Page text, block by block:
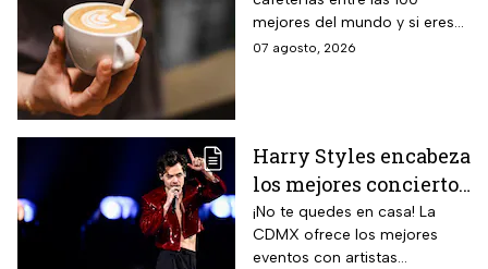
mejores del mundo
mejores del mundo y si eres
amante del café tienes que
07 agosto, 2026
Harry Styles encabeza
los mejores conciertos
en la CDMX hoy 7 de
agosto
¡No te quedes en casa! La
CDMX ofrece los mejores
eventos con artistas